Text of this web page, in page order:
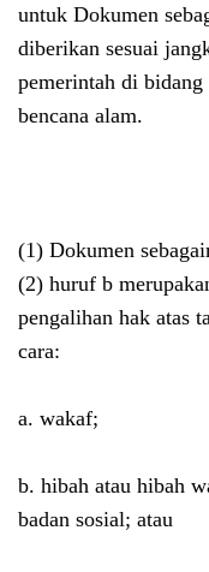
untuk Dokumen
diberikan sesuai
pemerintah di bidang
bencana alam.
(1) Dokumen
(2) huruf b
pengalihan hak atas
cara:
a. wakaf;
b. hibah atau hibah
badan sosial; atau